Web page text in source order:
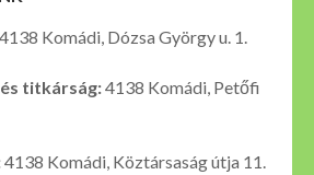
4138 Komádi, Dózsa György u. 1.
titkárság:4138 Komádi, Petőfi
4138 Komádi, Köztársaság útja 11.